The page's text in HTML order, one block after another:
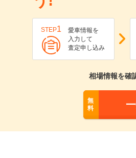
STEP1
愛車情報を
入力して
査定申し込み
相場情報を確
無
料